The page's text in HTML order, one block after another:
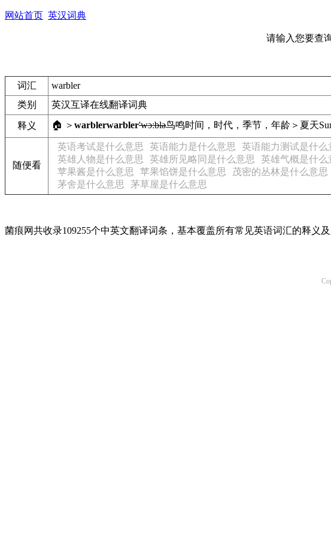
网站首页 英汉词典
请输入您要查
词汇
warbler
类别
英汉互译在线翻译词典
释义 🏠 ＞ warblerwarbler'wɔːblə鸟鸣时间，时代，季节，年龄＞夏天
随便看
英语考试是什么意思 英语能力是什么意思 英语能力测试是什么
英雄人物是什么意思
英雄所见略同是什么意思 英雄气概是什么
苹果酱是什么意思
苹果馅饼是什么意思 茂密的丛林是什么意思
茅舍是什么意思
茅草屋是什么意思
菌痕网共收录109255个中英文翻译词条，基本覆盖所有常见英语词汇的释义